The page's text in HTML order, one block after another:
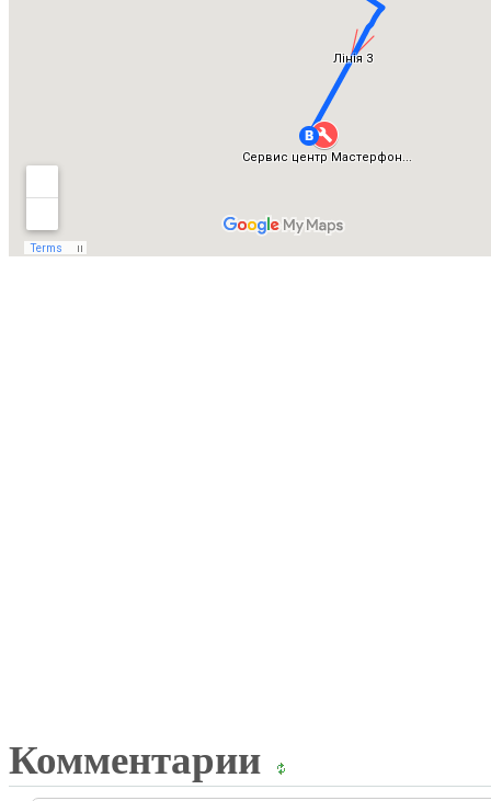
Комментарии